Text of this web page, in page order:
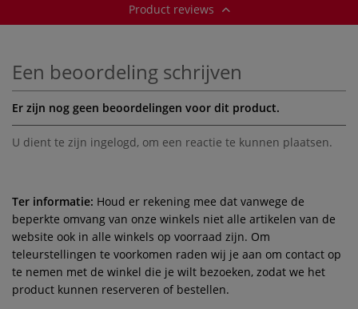
Product reviews
Een beoordeling schrijven
Er zijn nog geen beoordelingen voor dit product.
U dient te zijn ingelogd, om een reactie te kunnen plaatsen.
Ter informatie: Houd er rekening mee dat vanwege de
beperkte omvang van onze winkels niet alle artikelen van de
website ook in alle winkels op voorraad zijn. Om
teleurstellingen te voorkomen raden wij je aan om contact op
te nemen met de winkel die je wilt bezoeken, zodat we het
product kunnen reserveren of bestellen.